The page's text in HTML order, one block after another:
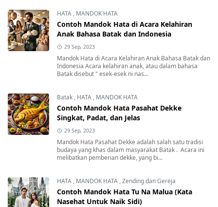
HATA , MANDOK HATA
Contoh Mandok Hata di Acara Kelahiran
Anak Bahasa Batak dan Indonesia
29 Sep, 2023
Mandok Hata di Acara Kelahiran Anak Bahasa Batak dan
Indonesia Acara kelahiran anak, atau dalam bahasa
Batak disebut " esek-esek ni nas...
Batak , HATA , MANDOK HATA
Contoh Mandok Hata Pasahat Dekke
Singkat, Padat, dan Jelas
29 Sep, 2023
Mandok Hata Pasahat Dekke adalah salah satu tradisi
budaya yang khas dalam masyarakat Batak . Acara ini
melibatkan pemberian dekke, yang bi...
HATA , MANDOK HATA ,Zending dan Gereja
Contoh Mandok Hata Tu Na Malua (Kata
Nasehat Untuk Naik Sidi)